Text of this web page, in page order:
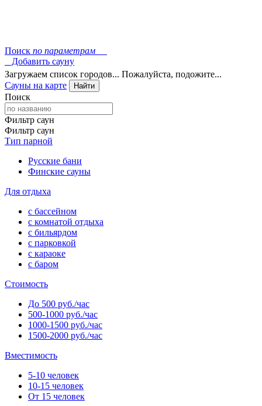
Поиск по параметрам
Добавить сауну
Загружаем список городов... Пожалуйста, подожите...
Сауны на карте
Найти
Поиск
Фильтр саун
Фильтр саун
Тип парной
Русские бани
Финские сауны
Для отдыха
с бассейном
с комнатой отдыха
с бильярдом
с парковкой
с караоке
с баром
Стоимость
До 500 руб./час
500-1000 руб./час
1000-1500 руб./час
1500-2000 руб./час
Вместимость
5-10 человек
10-15 человек
От 15 человек